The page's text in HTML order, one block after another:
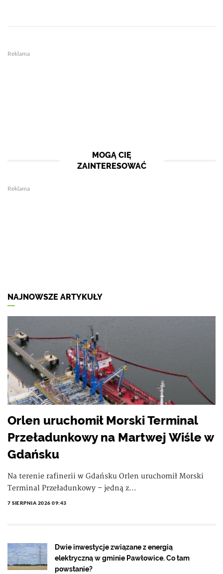
Reklama
MOGĄ CIĘ
ZAINTERESOWAĆ
Reklama
NAJNOWSZE ARTYKUŁY
Orlen uruchomił Morski Terminal
Przeładunkowy na Martwej Wiśle w
Gdańsku
Na terenie rafinerii w Gdańsku Orlen uruchomił Morski
Terminal Przeładunkowy – jedną z...
7 SIERPNIA 2026 09:43
Dwie inwestycje związane z energią
elektryczną w gminie Pawłowice. Co tam
powstanie?